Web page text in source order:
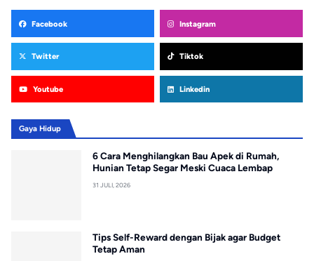
Facebook Instagram
Twitter Tiktok
Youtube Linkedin
Gaya Hidup
6 Cara Menghilangkan Bau Apek di Rumah,
Hunian Tetap Segar Meski Cuaca Lembap
31 JULI, 2026
Tips Self-Reward dengan Bijak agar Budget
Tetap Aman